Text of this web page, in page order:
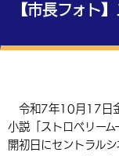
英語（
総合メニュー
福祉・介護
税金
入札・契約
農林水産業
子育て・教育
施設情報
観光・移住
【市長フォト
令和7年10月17日金
小説「ストロベリー
開初日にセントラルシ